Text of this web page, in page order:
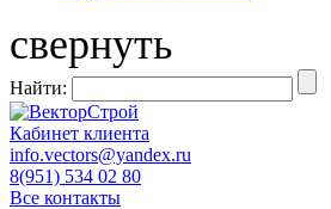
свернуть
Найти:
Кабинет клиента
info.vectors@yandex.ru
8(951) 534 02 80
Все контакты